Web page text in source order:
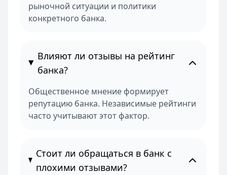
рыночной ситуации и политики
конкретного банка.
Влияют ли отзывы на рейтинг
банка?
Общественное мнение формирует
репутацию банка. Независимые рейтинги
часто учитывают этот фактор.
Стоит ли обращаться в банк с
плохими отзывами?